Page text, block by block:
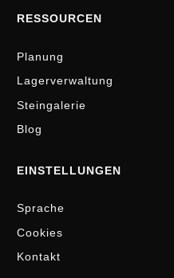
RESSOURCEN
Planung
Lagerverwaltung
Steingalerie
Blog
EINSTELLUNGEN
Sprache
Cookies
Kontakt